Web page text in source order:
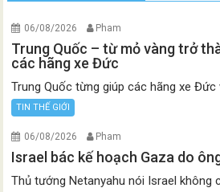
06/08/2026 Pham
Trung Quốc – từ mỏ vàng trở
các hãng xe Đức
Trung Quốc từng giúp các hãng xe Đức
TIN THẾ GIỚI
06/08/2026 Pham
Israel bác kế hoạch Gaza do
Thủ tướng Netanyahu nói Israel không